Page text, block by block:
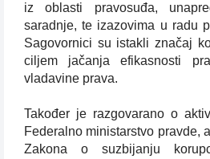
iz oblasti pravosuđa,
saradnje, te izazovima u radu
Sagovornici su istakli značaj
ciljem jačanja efikasnosti
vladavine prava.
Također je razgovarano o
Federalno ministarstvo pravde,
Zakona o suzbijanju